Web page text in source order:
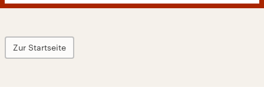
Zur Startseite